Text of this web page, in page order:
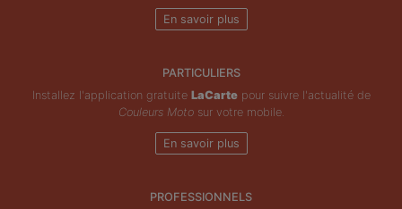
En savoir plus
PARTICULIERS
Installez l'application gratuite LaCartepour suivre l'actualité de
Couleurs Motosur votre mobile.
En savoir plus
PROFESSIONNELS